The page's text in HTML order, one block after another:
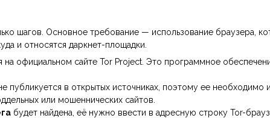
шагов. Основное требование — использование браузера,
и относятся даркнет-площадки.
на официальном сайте Tor Project. Это программное
публикуется в открытых источниках, поэтому ее необходимо
или мошеннических сайтов.
будет найдена, её нужно ввести в адресную строку Tor-